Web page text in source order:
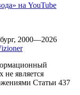
на YouTube
2000—2026
не является
Статьи 437